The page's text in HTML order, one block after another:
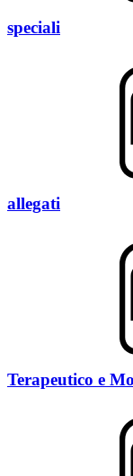
speciali
allegati
Terapeutico e